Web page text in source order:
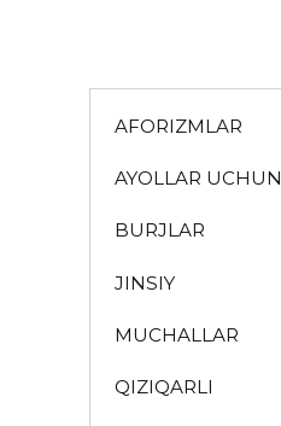
AFORIZMLAR
AYOLLAR UCHUN
BURJLAR
JINSIY
MUCHALLAR
QIZIQARLI